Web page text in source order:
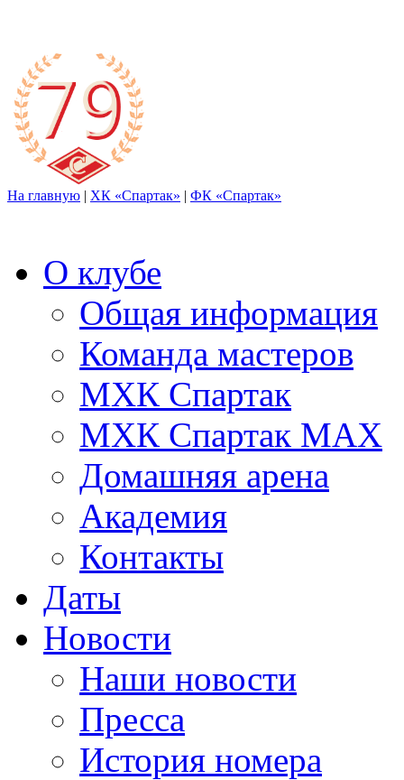
На главную | ХК «Спартак» | ФК «Спартак»
О клубе
Общая информация
Команда мастеров
МХК Спартак
МХК Спартак МАХ
Домашняя арена
Академия
Контакты
Даты
Новости
Наши новости
Пресса
История номера